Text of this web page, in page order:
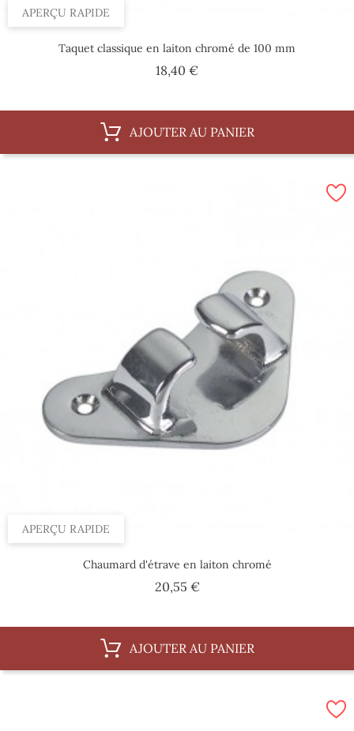
APERÇU RAPIDE
Taquet classique en laiton chromé de 100 mm
18,40 €Prix
AJOUTER AU PANIER
APERÇU RAPIDE
Chaumard d'étrave en laiton chromé
20,55 €Prix
AJOUTER AU PANIER